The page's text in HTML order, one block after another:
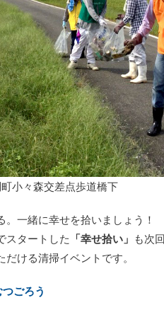
小々森交差点歩道橋下
一緒に幸せを拾いましょう！
スタートした 「幸せ拾い」 も次
ける清掃イベントです。
ごろう